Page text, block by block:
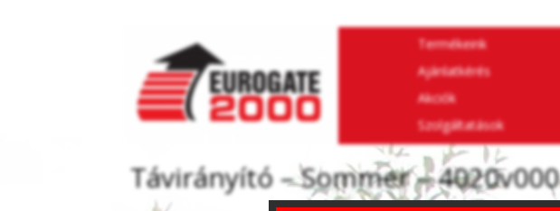
Termékeink
Ajánlatkérés
Akciók
Szolgáltatások
Távirányító – Sommer – 4020v000